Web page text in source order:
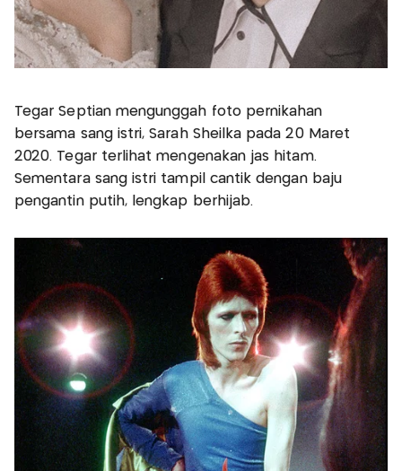
Tegar Septian mengunggah foto pernikahan
bersama sang istri, Sarah Sheilka pada 20 Maret
2020. Tegar terlihat mengenakan jas hitam.
Sementara sang istri tampil cantik dengan baju
pengantin putih, lengkap berhijab.